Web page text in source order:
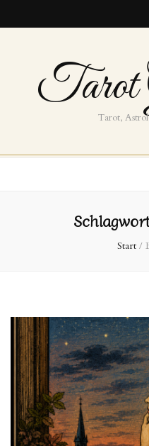
Tarot
Tarot,
Start /